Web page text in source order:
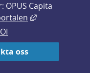
OPUS Capita
Länk till
oss